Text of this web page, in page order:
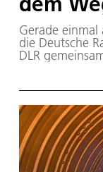
Gerade einmal
die Deutsche
DLR
zum 15.
Ideen für